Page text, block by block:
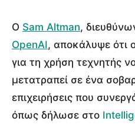
Ο Sam Altman,
OpenAI, αποκάλυψε ότι
για τη χρήση τεχνητής
μετατραπεί σε ένα
επιχειρήσεις που
όπως δήλωσε στο